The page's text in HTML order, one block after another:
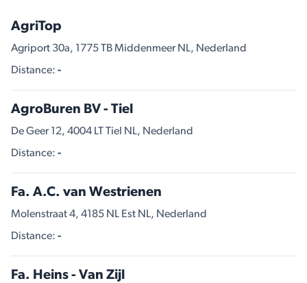
AgriTop
Agriport 30a, 1775 TB Middenmeer NL, Nederland
Distance: -
AgroBuren BV - Tiel
De Geer 12, 4004 LT Tiel NL, Nederland
Distance: -
Fa. A.C. van Westrienen
Molenstraat 4, 4185 NL Est NL, Nederland
Distance: -
Fa. Heins - Van Zijl